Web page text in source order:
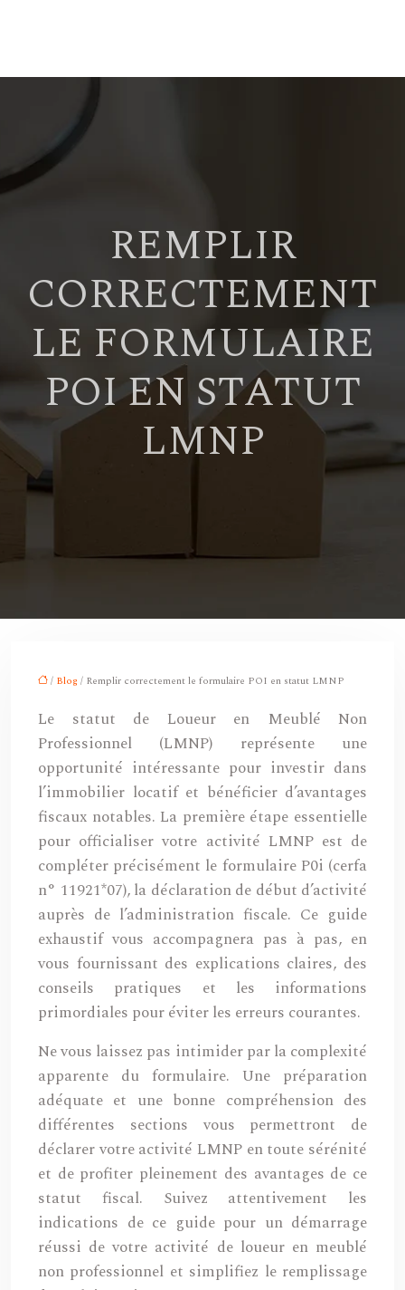
REMPLIR
CORRECTEMENT
LE FORMULAIRE
POI EN STATUT
LMNP
/ Blog / Remplir correctement le formulaire POI en statut LMNP
Le statut de Loueur en Meublé Non
Professionnel (LMNP) représente une
opportunité intéressante pour investir dans
l’immobilier locatif et bénéficier d’avantages
fiscaux notables. La première étape essentielle
pour officialiser votre activité LMNP est de
compléter précisément le formulaire P0i (cerfa
n° 11921*07), la déclaration de début d’activité
auprès de l’administration fiscale. Ce guide
exhaustif vous accompagnera pas à pas, en
vous fournissant des explications claires, des
conseils pratiques et les informations
primordiales pour éviter les erreurs courantes.
Ne vous laissez pas intimider par la complexité
apparente du formulaire. Une préparation
adéquate et une bonne compréhension des
différentes sections vous permettront de
déclarer votre activité LMNP en toute sérénité
et de profiter pleinement des avantages de ce
statut fiscal. Suivez attentivement les
indications de ce guide pour un démarrage
réussi de votre activité de loueur en meublé
non professionnel et simplifiez le remplissage